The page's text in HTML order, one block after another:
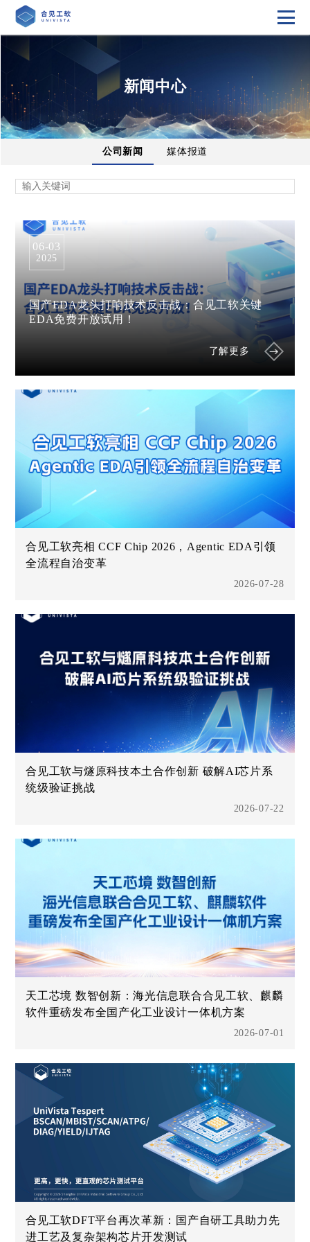
新闻中心
公司新闻 媒体报道
06-03
2025
国产EDA龙头打响技术反击战：合见工软关键
EDA免费开放试用！
了解更多
合见工软亮相 CCF Chip 2026，Agentic EDA引领
全流程自治变革
2026-07-28
合见工软与燧原科技本土合作创新 破解AI芯片系
统级验证挑战
2026-07-22
天工芯境 数智创新：海光信息联合合见工软、麒麟
软件重磅发布全国产化工业设计一体机方案
2026-07-01
合见工软DFT平台再次革新：国产自研工具助力先
进工艺及复杂架构芯片开发测试